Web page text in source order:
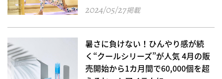
2024/05/27掲載
暑さに負けない！ひんやり感が続
く“クールシリーズ”が人気 4月の販
売開始から1カ月間で60,000個を超